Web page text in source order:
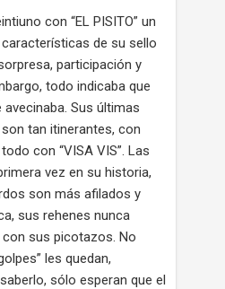
con “EL PISITO” un
de su sello
participación y
todo indicaba que
Sus últimas
tan itinerantes, con
con “VISA VIS”. Las
vez en su historia,
son más afilados y
sus rehenes nunca
sus picotazos. No
les quedan,
sólo esperan que el